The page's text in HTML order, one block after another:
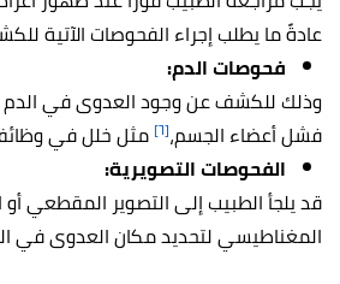
عادةً ما يطلب إجراء الفحوصات الآتية
فحوصات الدم:
وذلك للكشف عن وجود العدوى في الدم
فشل أعضاء الجسم،[٦] مثل خلل في
الفحوصات التصويرية:
قد يلجأ الطبيب إلى التصوير المقطعي أو
المغناطيسي لتحديد مكان العدوى في